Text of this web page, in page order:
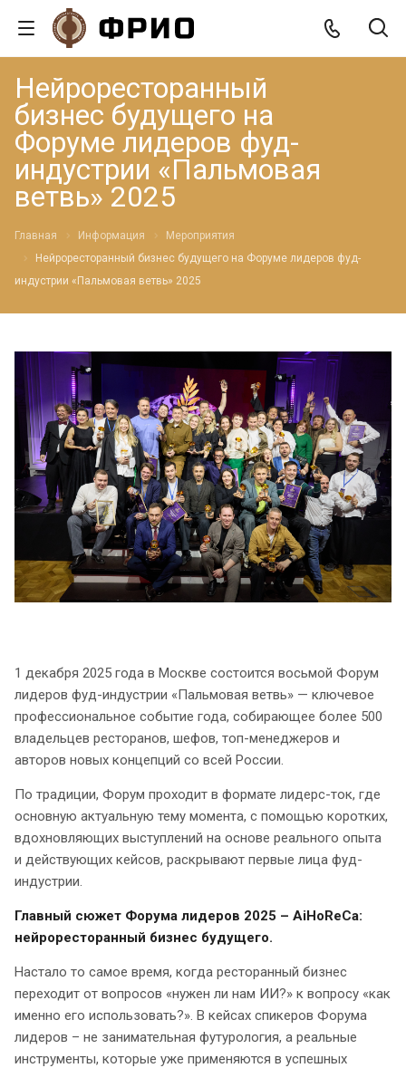
Нейроресторанный
бизнес будущего на
Форуме лидеров фуд-
индустрии «Пальмовая
ветвь» 2025
Главная Информация
Мероприятия
Нейроресторанный бизнес будущего на Форуме лидеров фуд-
индустрии «Пальмовая ветвь» 2025
1 декабря 2025 года в Москве состоится восьмой Форум
лидеров фуд-индустрии «Пальмовая ветвь» — ключевое
профессиональное событие года, собирающее более 500
владельцев ресторанов, шефов, топ-менеджеров и
авторов новых концепций со всей России.
По традиции, Форум проходит в формате лидерс-ток, где
основную актуальную тему момента, с помощью коротких,
вдохновляющих выступлений на основе реального опыта
и действующих кейсов, раскрывают первые лица фуд-
индустрии.
Главный сюжет Форума лидеров 2025 – AiHoReCa:
нейроресторанный бизнес будущего.
Настало то самое время, когда ресторанный бизнес
переходит от вопросов «нужен ли нам ИИ?» к вопросу «как
именно его использовать?». В кейсах спикеров Форума
лидеров – не занимательная футурология, а реальные
инструменты, которые уже применяются в успешных